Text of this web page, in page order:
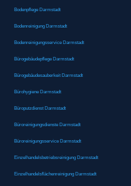
Bodenpflege Darmstadt
Bodenreinigung Darmstadt
Bodenreinigungsservice Darmstadt
Bürogebäudepflege Darmstadt
Bürogebäudesauberkeit Darmstadt
Bürohygiene Darmstadt
Büroputzdienst Darmstadt
Büroreinigungsdienste Darmstadt
Büroreinigungsservice Darmstadt
Einzelhandelsbetriebsreinigung Darmstadt
Einzelhandelsflächenreinigung Darmstadt